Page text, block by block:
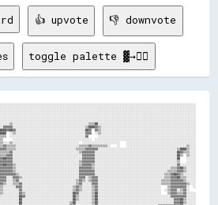
👍 upvote 👎 downvote
toggle palette ▓→✊🏽
▓▓▒▒░░░░░░░░░░░░░░░░░░░░░░░░░░░░░░░░░░░░░░░░░░░░░░░░░░░░░░░░░░░░
░░▒▒░░░░░░░░░░░░░░░░░░░░░░░░░░░░░░░░░░░░░░░░░░░░▓▓▓▓  ░░▒▒░░░░░░░░░░░░░░░░░░░░░░░░░░░░░░░░░░░░░░░░░░░░░░░░░░░░░░░░░░░░
░░░░░░░░░░░░░░░░░░░░░░░░░░░░░░░░░░░░░░░░░░░░░░░░▓▓      ░░░░░░░░░░░░░░░░░░░░░░░░░░░░░░░░░░░░░░░░░░░░░░░░░░░░░░░░░░░░░░
░░    ░░░░░░░░░░░░░░░░░░░░░░░░░░░░░░░░░░░░░░▒▒░░░░
▒▒░░░░
░░░░░░
░░░░░░
▒▒▓▓▓▓▓▓▓▓▓▓░░  ░░
░░▒▒▓▓▓▓░░▒▒▓▓░░
▒▒▓▓▓▓▒▒▒▒▓▓░░░░░░